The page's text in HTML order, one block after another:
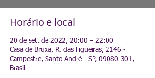
Horário e local
20 de set. de 2022, 20:00 – 22:00
Casa de Bruxa, R. das Figueiras, 2146 -
Campestre, Santo André - SP, 09080-301,
Brasil